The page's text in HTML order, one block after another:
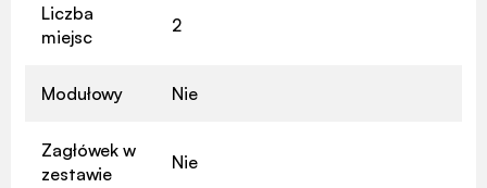
Liczba
miejsc
2
Modułowy Nie
Zagłówek w
zestawie
Nie